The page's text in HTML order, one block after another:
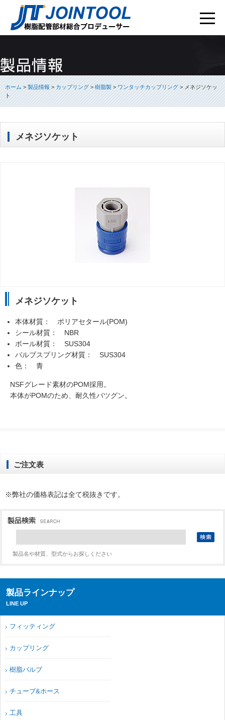
ホーム>製品情報>カップリング>樹脂製>ワンタッチカップリング>メネジソケッ
ト
メネジソケット
メネジソケット
本体材質： ポリアセタール(POM)
シール材質： NBR
ボール材質： SUS304
バルブスプリング材質： SUS304
色： 青
NSFグレード素材のPOM採用。
本体がPOMのため、耐久性バツグン。
ご注文表
※弊社の価格表記は全て税抜きです。
製品名や材質、型式からお探しください
製品ラインナップ
LINE UP
フィッティング
カップリング
樹脂バルブ
チューブ&ホース
工具